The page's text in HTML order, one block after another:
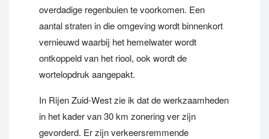
overdadige regenbuien te voorkomen. Een
aantal straten in die omgeving wordt binnenkort
vernieuwd waarbij het hemelwater wordt
ontkoppeld van het riool, ook wordt de
wortelopdruk aangepakt.
In Rijen Zuid-West zie ik dat de werkzaamheden
in het kader van 30 km zonering ver zijn
gevorderd. Er zijn verkeersremmende